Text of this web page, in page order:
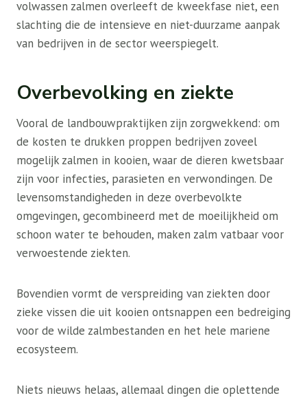
volwassen zalmen overleeft de kweekfase niet, een
slachting die de intensieve en niet-duurzame aanpak
van bedrijven in de sector weerspiegelt.
Overbevolking en ziekte
Vooral de landbouwpraktijken zijn zorgwekkend: om
de kosten te drukken proppen bedrijven zoveel
mogelijk zalmen in kooien, waar de dieren kwetsbaar
zijn voor infecties, parasieten en verwondingen. De
levensomstandigheden in deze overbevolkte
omgevingen, gecombineerd met de moeilijkheid om
schoon water te behouden, maken zalm vatbaar voor
verwoestende ziekten.
Bovendien vormt de verspreiding van ziekten door
zieke vissen die uit kooien ontsnappen een bedreiging
voor de wilde zalmbestanden en het hele mariene
ecosysteem.
Niets nieuws helaas, allemaal dingen die oplettende